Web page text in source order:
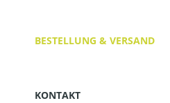
BESTELLUNG & VERSAND
KONTAKT